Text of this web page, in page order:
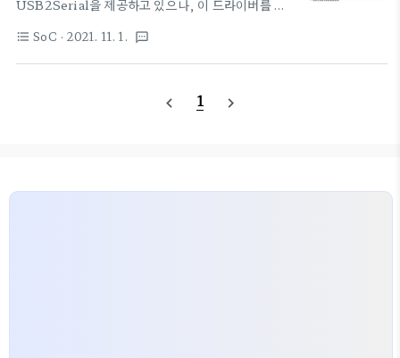
USB2Serial을 제공하고 있으나, 이 드라이버를 반
동으로 설치되지 않았다. ㅠㅠ 그러나, 여기에 짜짠하
고 설치파일이 준비되어 있다.
serial-configuration 아래 그림처럼 창이 뜨고,
이 설치하다가 보드를 찾는다.
format_list_bulleted SoC · 2021. 11. 1. textsms
navigate_before 1 navigate_next